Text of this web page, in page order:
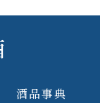
酒品事典